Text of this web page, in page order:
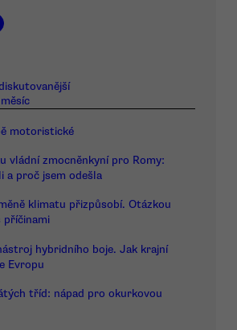
měsíc
motoristické
vládní zmocněnkyní pro Romy:
a proč jsem odešla
klimatu přizpůsobí. Otázkou
příčinami
hybridního boje. Jak krajní
Evropu
tříd: nápad pro okurkovou